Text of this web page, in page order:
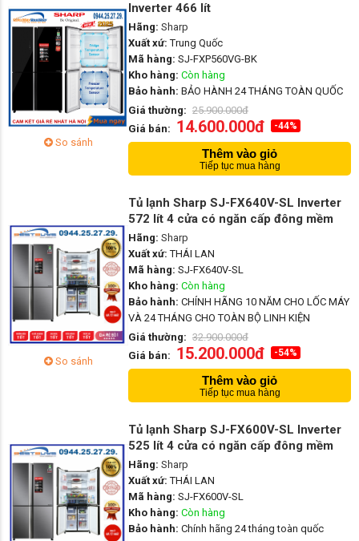
So sánh
Inverter 466 lít
Hãng: Sharp
Xuất xứ: Trung Quốc
Mã hàng: SJ-FXP560VG-BK
Kho hàng: Còn hàng
Bảo hành: BẢO HÀNH 24 THÁNG TOÀN QUỐC
Giá thường: 25.900.000đ
Giá bán: 14.600.000đ -44%
Thêm vào giỏ
Tiếp tục mua hàng
So sánh
Tủ lạnh Sharp SJ-FX640V-SL Inverter
572 lít 4 cửa có ngăn cấp đông mềm
Hãng: Sharp
Xuất xứ: THÁI LAN
Mã hàng: SJ-FX640V-SL
Kho hàng: Còn hàng
Bảo hành: CHÍNH HÃNG 10 NĂM CHO LỐC MÁY
VÀ 24 THÁNG CHO TOÀN BỘ LINH KIỆN
Giá thường: 32.900.000đ
Giá bán: 15.200.000đ -54%
Thêm vào giỏ
Tiếp tục mua hàng
Tủ lạnh Sharp SJ-FX600V-SL Inverter
525 lít 4 cửa có ngăn cấp đông mềm
Hãng: Sharp
Xuất xứ: THÁI LAN
Mã hàng: SJ-FX600V-SL
Kho hàng: Còn hàng
Bảo hành: Chính hãng 24 tháng toàn quốc